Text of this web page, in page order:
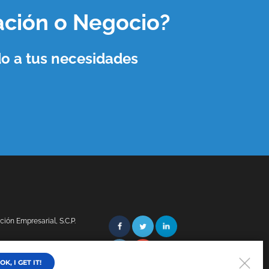
o Negocio?
a tus necesidades
Empresarial, S.C.P.
OK, I GET IT!